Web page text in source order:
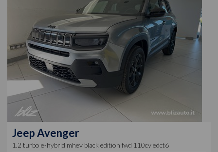
JeepAvenger
1.2 turbo e-hybrid mhev black edition fwd 110cv edct6